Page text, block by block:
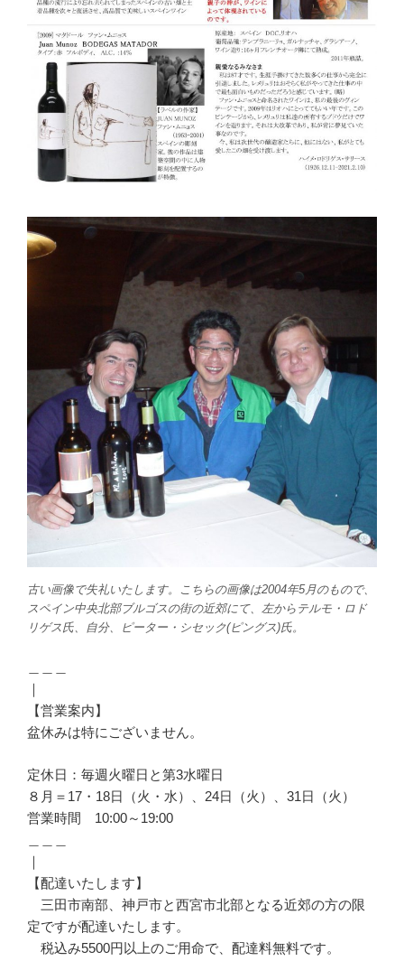
古い画像で失礼いたします。こちらの画像は2004年5月のもので、
スペイン中央北部ブルゴスの街の近郊にて、左からテルモ・ロド
リゲス氏、自分、ピーター・シセック(ピングス)氏。
｜
【営業案内】
盆休みは特にございません。
定休日：毎週火曜日と第3水曜日
８月＝17・18日（火・水）、24日（火）、31日（火）
営業時間 10:00～19:00
｜
【配達いたします】
三田市南部、神戸市と西宮市北部となる近郊の方の限
定ですが配達いたします。
税込み5500円以上のご用命で、配達料無料です。